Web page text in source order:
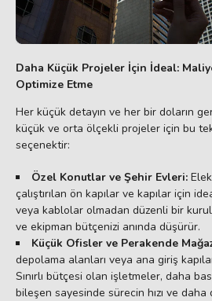
Daha Küçük Projeler İçin İdeal:
Optimize Etme
Her küçük detayın ve her bir doların
küçük ve orta ölçekli projeler için bu
seçenektir:
Özel Konutlar ve Şehir Evleri:
çalıştırılan ön kapılar ve kapılar için
veya kablolar olmadan düzenli bir
ve ekipman bütçenizi anında düşürür.
Küçük Ofisler ve Perakende
depolama alanları veya ana giriş
Sınırlı bütçesi olan işletmeler, daha
bileşen sayesinde sürecin hızı ve daha